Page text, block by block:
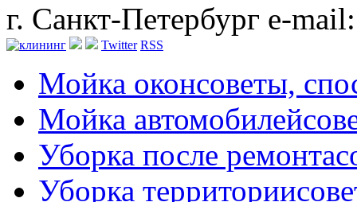
г. Санкт-Петербург e-
Twitter RSS
Мойка оконсоветы,
Мойка автомобилей
Уборка после ремонта
Уборка территории